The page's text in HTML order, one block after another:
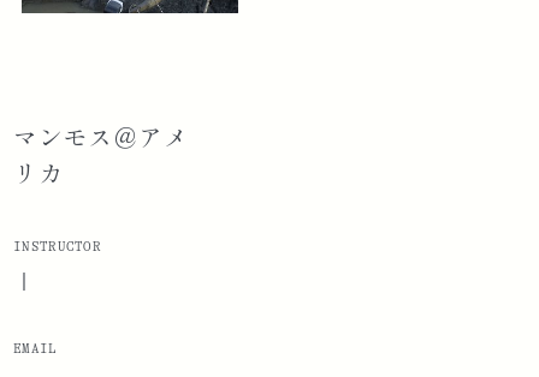
マンモス＠アメ
リカ
INSTRUCTOR
|
EMAIL